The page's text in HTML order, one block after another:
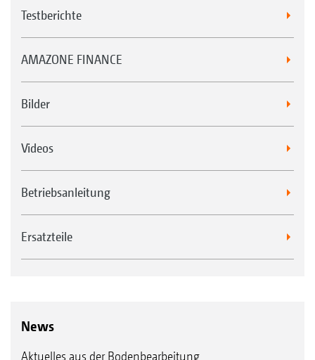
Testberichte
AMAZONE FINANCE
Bilder
Videos
Betriebsanleitung
Ersatzteile
News
Aktuelles aus der Bodenbearbeitung